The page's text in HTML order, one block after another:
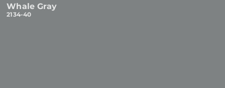
Whale Gray
2134-40